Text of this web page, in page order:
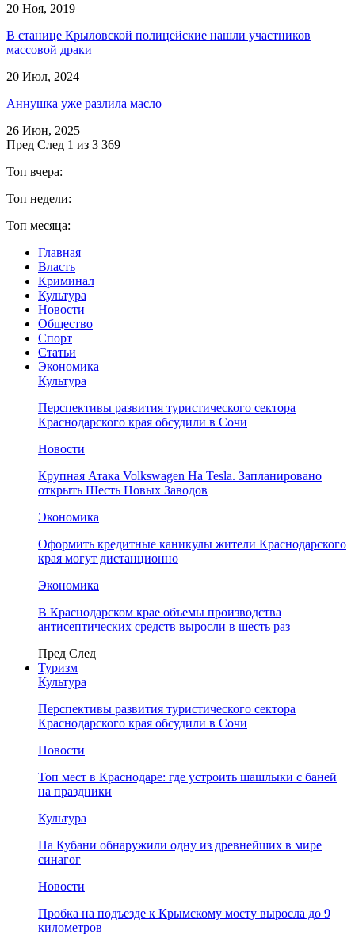
20 Ноя, 2019
В станице Крыловской полицейские нашли участников
массовой драки
20 Июл, 2024
Аннушка уже разлила масло
26 Июн, 2025
Пред След 1 из 3 369
Топ вчера:
Топ недели:
Топ месяца:
Главная
Власть
Криминал
Культура
Новости
Общество
Спорт
Статьи
Экономика
Культура
Перспективы развития туристического сектора
Краснодарского края обсудили в Сочи
Новости
Крупная Атака Volkswagen На Tesla. Запланировано
открыть Шесть Новых Заводов
Экономика
Оформить кредитные каникулы жители Краснодарского
края могут дистанционно
Экономика
В Краснодарском крае объемы производства
антисептических средств выросли в шесть раз
Пред След
Туризм
Культура
Перспективы развития туристического сектора
Краснодарского края обсудили в Сочи
Новости
Топ мест в Краснодаре: где устроить шашлыки с баней
на праздники
Культура
На Кубани обнаружили одну из древнейших в мире
синагог
Новости
Пробка на подъезде к Крымскому мосту выросла до 9
километров